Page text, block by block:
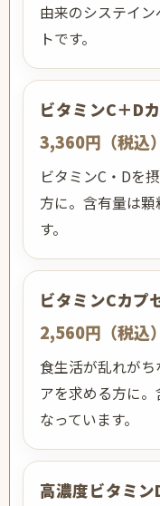
由来のシステイ
トです。
ビタミンC＋D
3,360円（税込）
ビタミンC・Dを
方に。含有量は
す。
ビタミンCカプ
2,560円（税込）
食生活が乱れが
アを求める方に
なっています。
高濃度ビタミ